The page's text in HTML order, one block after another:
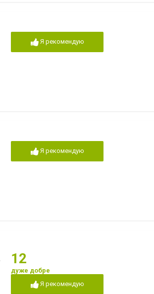
Я рекомендую
Я рекомендую
12
дуже добре
Я рекомендую